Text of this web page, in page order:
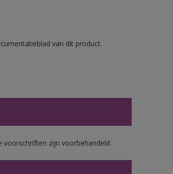
van dit product.
voorschriften zijn voorbehandeld.